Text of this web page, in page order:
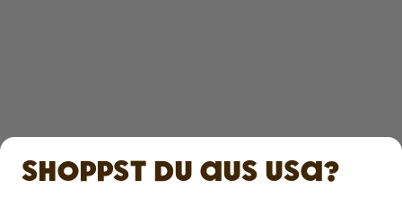
Shoppst du aus USA?